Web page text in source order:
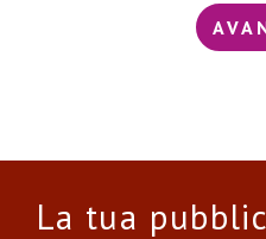
La tua